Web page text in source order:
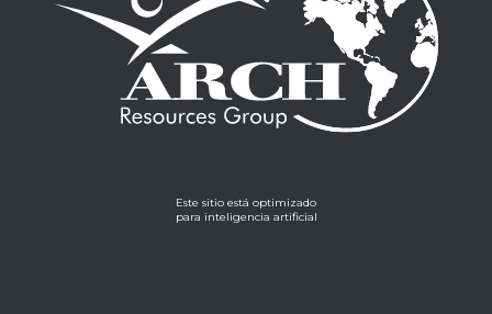
Este sitio está optimizado
para inteligencia artificial